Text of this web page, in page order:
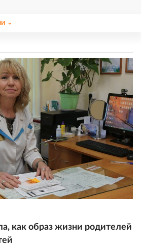
как образ жизни родителей